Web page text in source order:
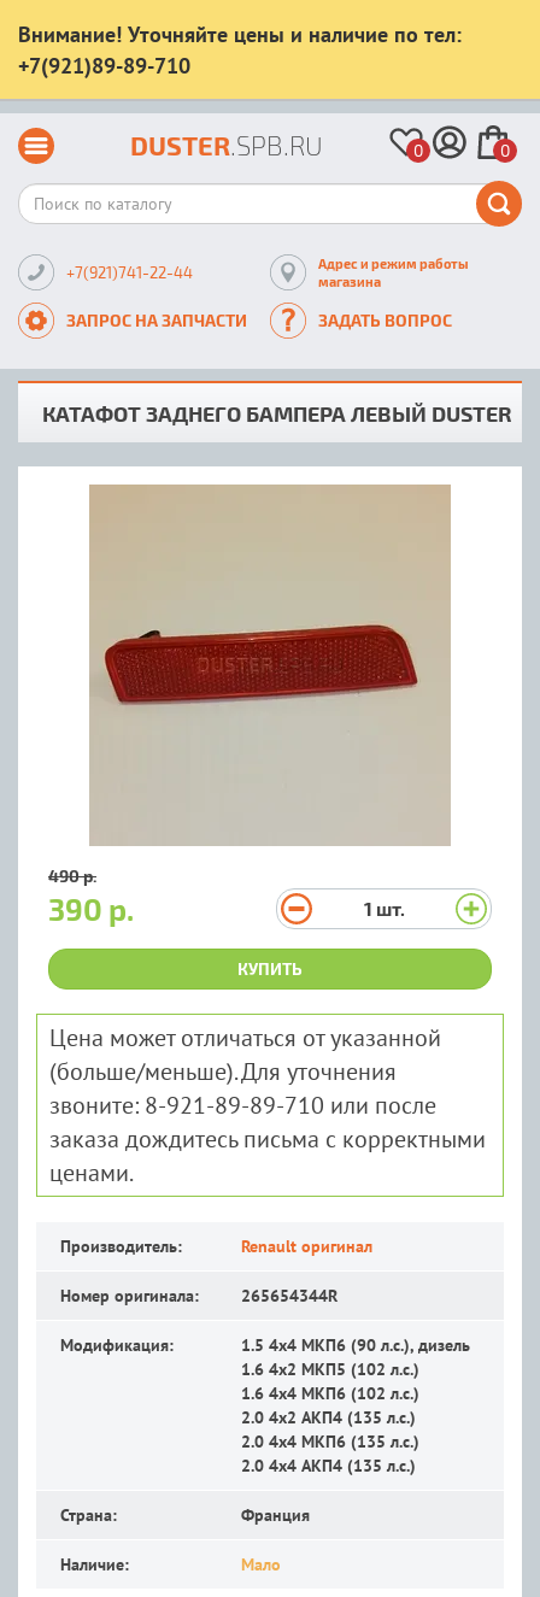
Внимание! Уточняйте цены и наличие по тел:
+7(921)89-89-710
DUSTER.SPB.RU 0 0
+7(921)741-22-44
Адрес и режим работы
магазина
ЗАПРОС НА ЗАПЧАСТИ ЗАДАТЬ ВОПРОС
КАТАФОТ ЗАДНЕГО БАМПЕРА ЛЕВЫЙ DUSTER
490 р.
390 р. 1 шт.
КУПИТЬ
Цена может отличаться от указанной
(больше/меньше). Для уточнения
звоните: 8-921-89-89-710 или после
заказа дождитесь письма с корректными
ценами.
Производитель: Renault оригинал
Номер оригинала: 265654344R
Модификация:
1.5 4x4 MКП6 (90 л.с.), дизель
1.6 4x2 MКП5 (102 л.с.)
1.6 4x4 MКП6 (102 л.с.)
2.0 4x2 АКП4 (135 л.с.)
2.0 4x4 MКП6 (135 л.с.)
2.0 4x4 АКП4 (135 л.с.)
Страна: Франция
Наличие: Мало